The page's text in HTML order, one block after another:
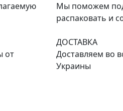
Мы поможем
распаковать и
от
ДОСТАВКА
Доставляем во
Украины